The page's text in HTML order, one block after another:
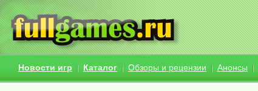
Новости игр Каталог Обзоры и рецензии Анонсы